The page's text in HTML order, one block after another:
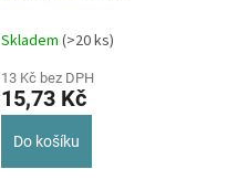
Skladem (>20 ks)
13 Kč bez DPH
15,73 Kč
Do košíku